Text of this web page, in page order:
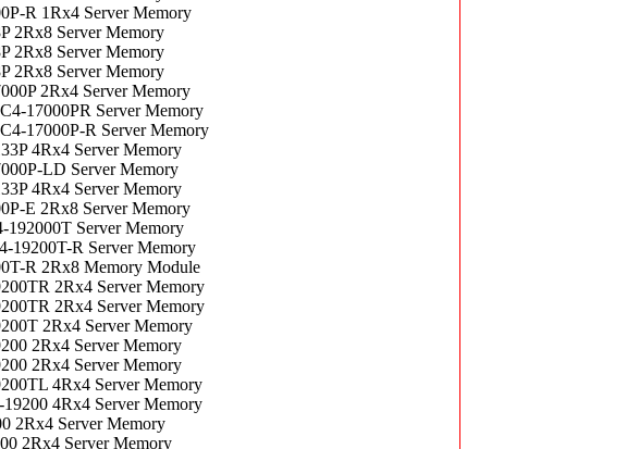
R 1Rx4 Server Memory
2Rx8 Server Memory
2Rx8 Server Memory
2Rx8 Server Memory
2Rx4 Server Memory
17000PR Server Memory
17000P-R Server Memory
4Rx4 Server Memory
LD Server Memory
4Rx4 Server Memory
E 2Rx8 Server Memory
Server Memory
19200T-R Server Memory
R 2Rx8 Memory Module
2Rx4 Server Memory
2Rx4 Server Memory
2Rx4 Server Memory
2Rx4 Server Memory
2Rx4 Server Memory
4Rx4 Server Memory
4Rx4 Server Memory
2Rx4 Server Memory
2Rx4 Server Memory